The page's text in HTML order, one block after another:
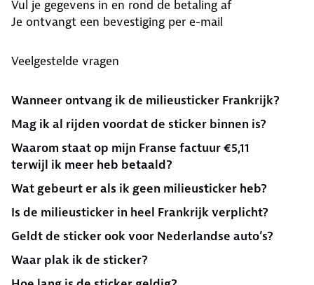
Vul je gegevens in en rond de betaling af
Je ontvangt een bevestiging per e-mail
Veelgestelde vragen
Wanneer ontvang ik de milieusticker Frankrijk?
Mag ik al rijden voordat de sticker binnen is?
Waarom staat op mijn Franse factuur €5,11
terwijl ik meer heb betaald?
Wat gebeurt er als ik geen milieusticker heb?
Is de milieusticker in heel Frankrijk verplicht?
Geldt de sticker ook voor Nederlandse auto’s?
Waar plak ik de sticker?